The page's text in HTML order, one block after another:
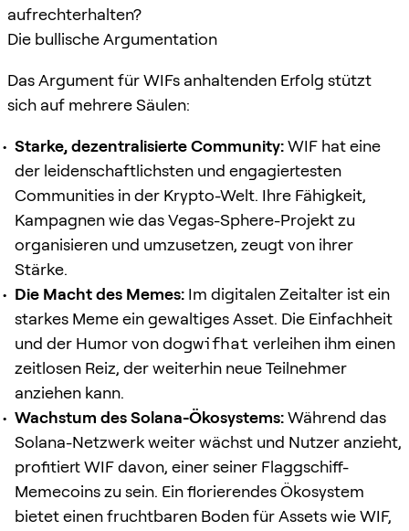
aufrechterhalten?
Die bullische Argumentation
Das Argument für WIFs anhaltenden Erfolg stützt
sich auf mehrere Säulen:
Starke, dezentralisierte Community:WIF hat eine
der leidenschaftlichsten und engagiertesten
Communities in der Krypto-Welt. Ihre Fähigkeit,
Kampagnen wie das Vegas-Sphere-Projekt zu
organisieren und umzusetzen, zeugt von ihrer
Stärke.
Die Macht des Memes: Im digitalen Zeitalter ist ein
starkes Meme ein gewaltiges Asset. Die Einfachheit
und der Humor vondogwifhat verleihen ihm einen
zeitlosen Reiz, der weiterhin neue Teilnehmer
anziehen kann.
Wachstum des Solana-Ökosystems:Während das
Solana-Netzwerk weiter wächst und Nutzer anzieht,
profitiert WIF davon, einer seiner Flaggschiff-
Memecoins zu sein. Ein florierendes Ökosystem
bietet einen fruchtbaren Boden für Assets wie WIF,